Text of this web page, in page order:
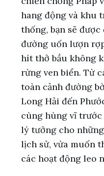
hang động và khu
thống, bạn sẽ
đường uốn lượn
hít thở bầu không
rừng ven biển. Từ
toàn cảnh đường
Long Hải đến
cùng hùng vĩ
lý tưởng cho
lịch sử, vừa muốn
các hoạt động leo